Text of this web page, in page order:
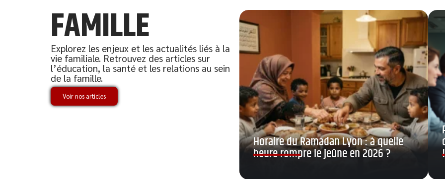
FAMILLE
Explorez les enjeux et les actualités liés à la
vie familiale. Retrouvez des articles sur
l’éducation, la santé et les relations au sein
de la famille.
Voir nos articles
Horaire du Ramadan Lyon : à quelle
heure rompre le jeûne en 2026 ? !